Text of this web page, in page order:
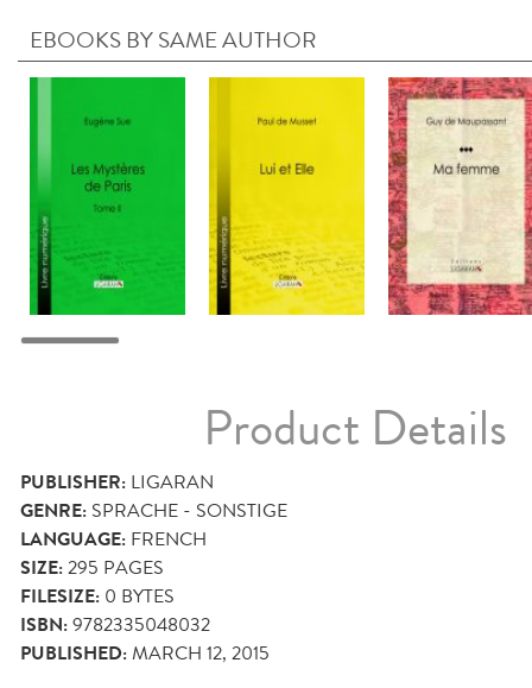
EBOOKS BY SAME AUTHOR
Product Details
PUBLISHER: LIGARAN
GENRE: SPRACHE - SONSTIGE
LANGUAGE: FRENCH
SIZE:295 PAGES
FILESIZE: 0 BYTES
ISBN:9782335048032
PUBLISHED:MARCH 12, 2015